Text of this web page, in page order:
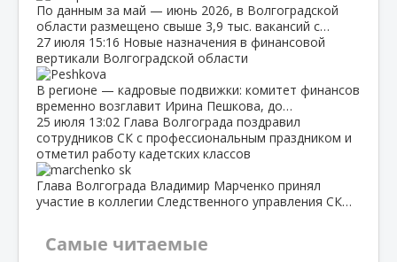
По данным за май — июнь 2026, в Волгоградской
области размещено свыше 3,9 тыс. вакансий с…
27 июля 15:16 Новые назначения в финансовой
вертикали Волгоградской области
В регионе — кадровые подвижки: комитет финансов
временно возглавит Ирина Пешкова, до…
25 июля 13:02 Глава Волгограда поздравил
сотрудников СК с профессиональным праздником и
отметил работу кадетских классов
Глава Волгограда Владимир Марченко принял
участие в коллегии Следственного управления СК…
Самые читаемые